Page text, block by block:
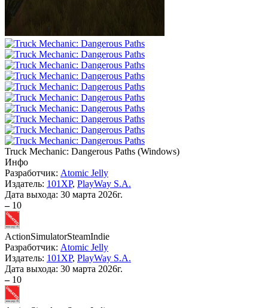
Truck Mechanic: Dangerous Paths (Windows)
Инфо
Разработчик: Atomic Jelly
Издатель: 101XP, PlayWay S.A.
Дата выхода: 30 марта 2026г.
– 10
ActionSimulatorSteamIndie
Разработчик: Atomic Jelly
Издатель: 101XP, PlayWay S.A.
Дата выхода: 30 марта 2026г.
– 10